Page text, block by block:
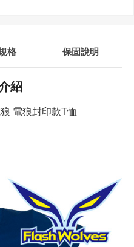
格 保固說明
紹
電狼封印款T恤